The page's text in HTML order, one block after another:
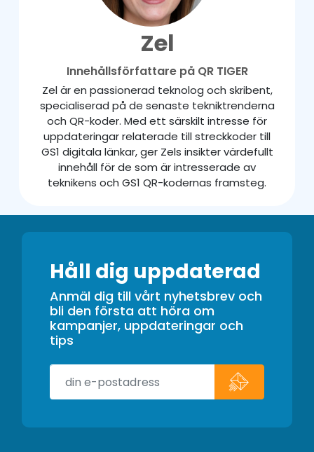
Zel
Innehållsförfattare på QR TIGER
Zel är en passionerad teknolog och skribent,
specialiserad på de senaste tekniktrenderna
och QR-koder. Med ett särskilt intresse för
uppdateringar relaterade till streckkoder till
GS1 digitala länkar, ger Zels insikter värdefullt
innehåll för de som är intresserade av
teknikens och GS1 QR-kodernas framsteg.
Håll dig uppdaterad
Anmäl dig till vårt nyhetsbrev och
bli den första att höra om
kampanjer, uppdateringar och
tips